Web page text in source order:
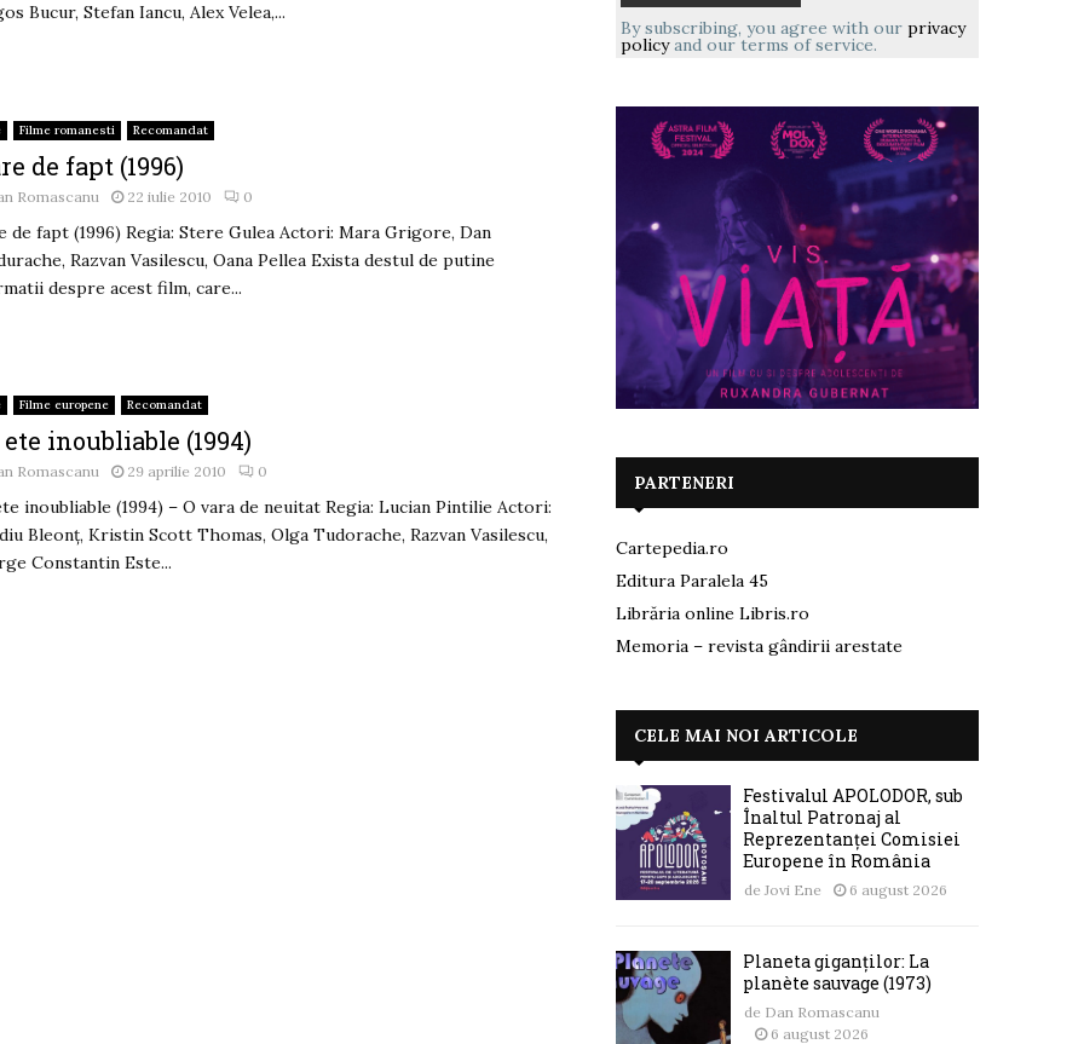
Bucur, Stefan Iancu, Alex Velea,...
Filme romanesti Recomandat
de fapt (1996)
Romascanu 22 iulie 2010 0
de fapt (1996) Regia: Stere Gulea Actori: Mara Grigore, Dan
Razvan Vasilescu, Oana Pellea Exista destul de putine
despre acest film, care...
Filme europene Recomandat
inoubliable (1994)
Romascanu 29 aprilie 2010 0
inoubliable (1994) – O vara de neuitat Regia: Lucian Pintilie Actori:
Bleonţ, Kristin Scott Thomas, Olga Tudorache, Razvan Vasilescu,
Constantin Este...
By subscribing, you agree with our privacy
policyand our terms of service.
PARTENERI
Cartepedia.ro
Editura Paralela 45
Librăria online Libris.ro
Memoria – revista gândirii arestate
CELE MAI NOI ARTICOLE
Festivalul APOLODOR, sub
Înaltul Patronaj al
Reprezentanței Comisiei
Europene în România
de Jovi Ene 6 august 2026
Planeta giganților: La
planète sauvage (1973)
de Dan Romascanu
6 august 2026